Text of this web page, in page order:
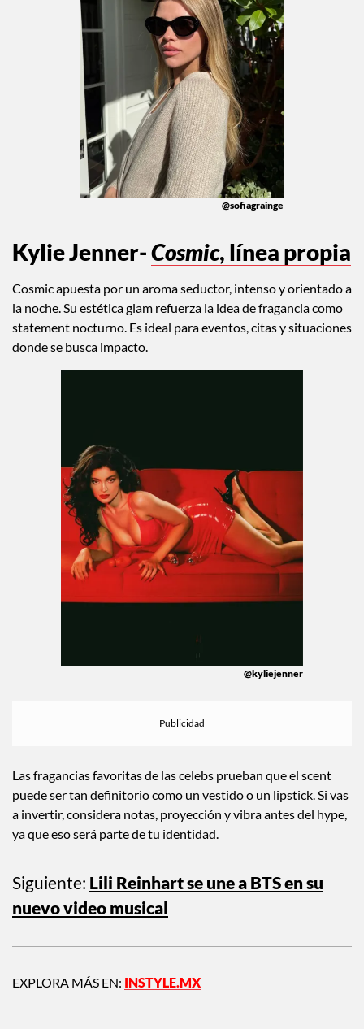
@sofiagrainge
Kylie Jenner-Cosmic, línea propia
Cosmic apuesta por un aroma seductor, intenso y orientado a
la noche. Su estética glam refuerza la idea de fragancia como
statement nocturno. Es ideal para eventos, citas y situaciones
donde se busca impacto.
@kyliejenner
Las fragancias favoritas de las celebs prueban que el scent
puede ser tan definitorio como un vestido o un lipstick. Si vas
a invertir, considera notas, proyección y vibra antes del hype,
ya que eso será parte de tu identidad.
Siguiente: Lili Reinhart se une a BTS en su
nuevo video musical
EXPLORA MÁS EN: INSTYLE.MX